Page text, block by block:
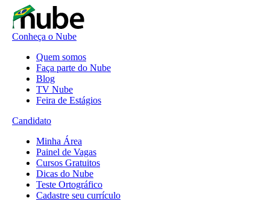
Conheça o Nube
Quem somos
Faça parte do Nube
Blog
TV Nube
Feira de Estágios
Candidato
Minha Área
Painel de Vagas
Cursos Gratuitos
Dicas do Nube
Teste Ortográfico
Cadastre seu currículo